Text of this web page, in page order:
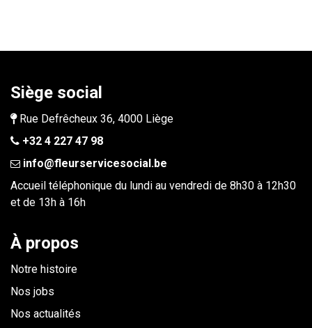
Siège social
Rue Defrêcheux 36, 4000 Liège
+32 4 227 47 98
info@fleurservicesocial.be​
Accueil téléphonique du lundi au vendredi de 8h30 à 12h30
et de 13h à 16h
À propos
Notre histoire
Nos jobs
Nos actualités